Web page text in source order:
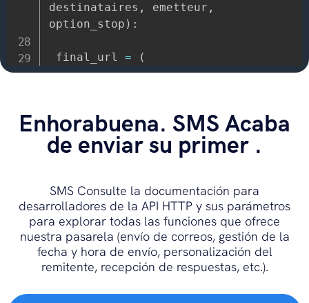
destinataires , emetteur ,
option_stop ) :
final_url =
(
URL + PATH_SEND_SMS +
urllib. quote_plus (message .encode(
8859-15') ) +
'&numero=' + destinataires +
'&stop=' + option_stop
)
r = requests.get(final_url)
if not r:
return ERROR_API
return r.text
Enhorabuena. SMS Acaba
de enviar su primer .
SMS Consulte la documentación para
desarrolladores de la API HTTP y sus parámetros
para explorar todas las funciones que ofrece
nuestra pasarela (envío de correos, gestión de la
fecha y hora de envío, personalización del
remitente, recepción de respuestas, etc.).